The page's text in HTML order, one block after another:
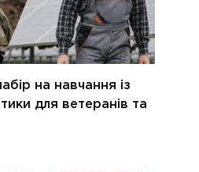
на навчання із
для ветеранів та